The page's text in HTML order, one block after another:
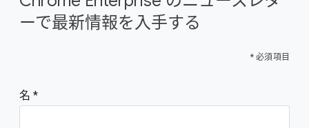
ーで最新情報を入手する
* 必須項目
名